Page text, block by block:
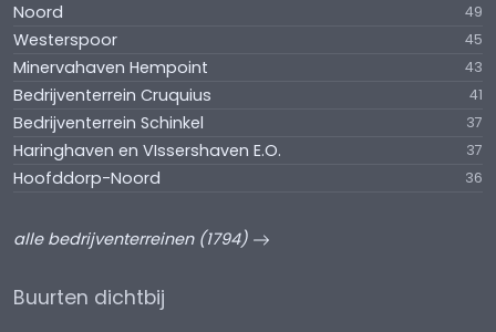
Noord 49
Westerspoor 45
Minervahaven Hempoint 43
Bedrijventerrein Cruquius 41
Bedrijventerrein Schinkel 37
Haringhaven en VIssershaven E.O. 37
Hoofddorp-Noord 36
alle bedrijventerreinen (1794)
Buurten dichtbij